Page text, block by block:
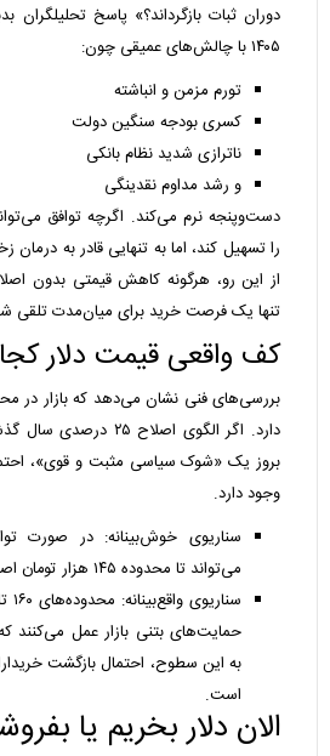
دوران ثبات بازگرداند؟» پاسخ تحلیلگران
۱۴۰۵ با چالش‌های عمیقی چون:
تورم مزمن و انباشته
کسری بودجه سنگین دولت
ناترازی شدید نظام بانکی
و رشد مداوم نقدینگی
دست‌وپنجه نرم می‌کند. اگرچه توافق
را تسهیل کند، اما به تنهایی قادر به
از این رو، هرگونه کاهش قیمتی بدون
تنها یک فرصت خرید برای میان‌مدت تلقی
کف واقعی قیمت دلار
بررسی‌های فنی نشان می‌دهد که بازار در
دارد. اگر الگوی اصلاح
بروز یک «شوک سیاسی مثبت و قوی»،
وجود دارد.
سناریوی خوش‌بینانه: در صورت
می‌تواند تا محدوده ۱۴۵ هزار تومان اصلاح کند.
حمایت‌های بتنی بازار عمل
به این سطوح، احتمال بازگشت
است.
الان دلار بخریم یا